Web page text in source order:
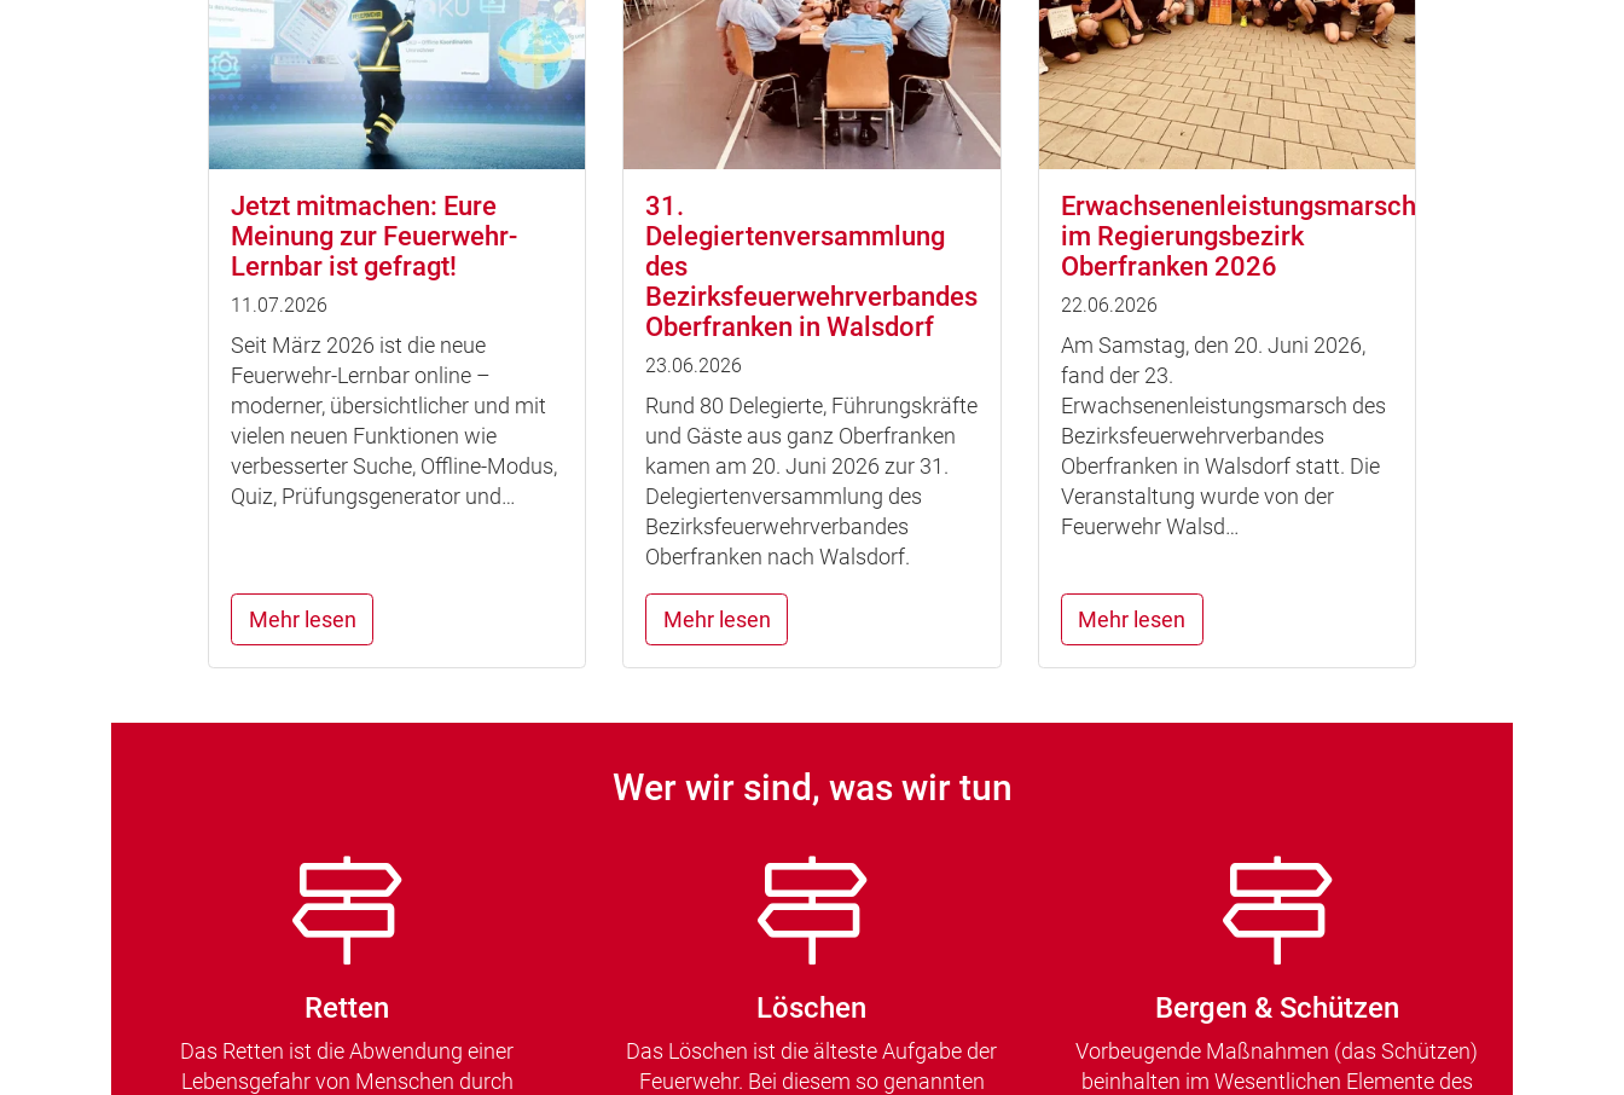
Jetzt mitmachen: Eure
Meinung zur Feuerwehr-
Lernbar ist gefragt!
11.07.2026
Seit März 2026 ist die neue
Feuerwehr-Lernbar online –
moderner, übersichtlicher und mit
vielen neuen Funktionen wie
verbesserter Suche, Offline-Modus,
Quiz, Prüfungsgenerator und…
Mehr lesen
31.
Delegiertenversammlung
des
Bezirksfeuerwehrverbandes
Oberfranken in Walsdorf
23.06.2026
Rund 80 Delegierte, Führungskräfte
und Gäste aus ganz Oberfranken
kamen am 20. Juni 2026 zur 31.
Delegiertenversammlung des
Bezirksfeuerwehrverbandes
Oberfranken nach Walsdorf.
Mehr lesen
Erwachsenenleistungsmarsch
im Regierungsbezirk
Oberfranken 2026
22.06.2026
Am Samstag, den 20. Juni 2026,
fand der 23.
Erwachsenenleistungsmarsch des
Bezirksfeuerwehrverbandes
Oberfranken in Walsdorf statt. Die
Veranstaltung wurde von der
Feuerwehr Walsd…
Mehr lesen
Wer wir sind, was wir tun
Retten
Das Retten ist die Abwendung einer
Lebensgefahr von Menschen durch
Löschen
Das Löschen ist die älteste Aufgabe der
Feuerwehr. Bei diesem so genannten
Bergen & Schützen
Vorbeugende Maßnahmen (das Schützen)
beinhalten im Wesentlichen Elemente des